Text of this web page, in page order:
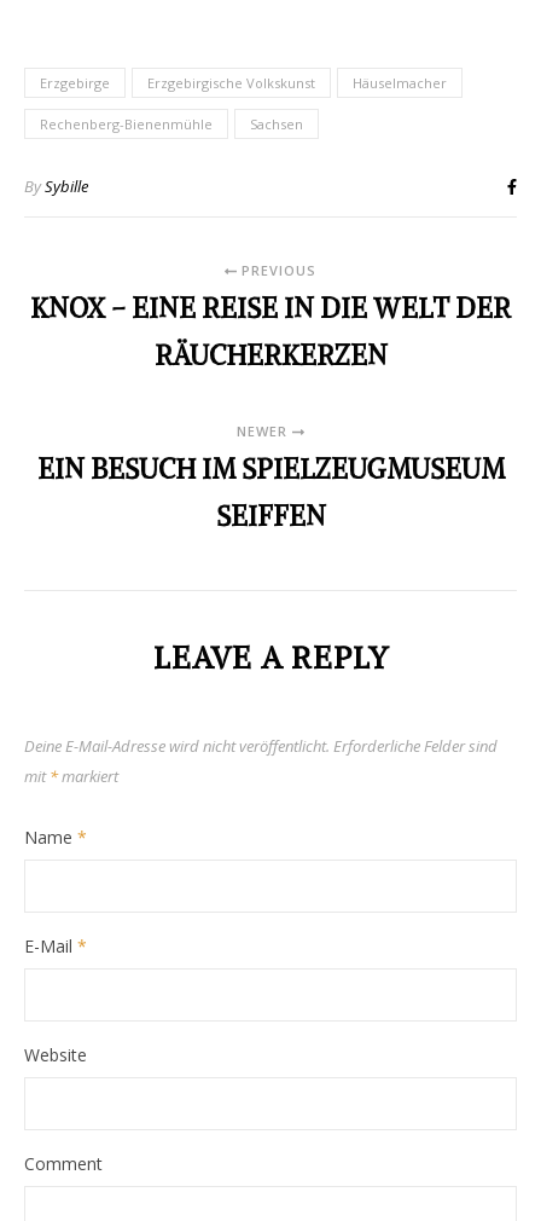
Erzgebirge Erzgebirgische Volkskunst Häuselmacher
Rechenberg-Bienenmühle Sachsen
BySybille
PREVIOUS
KNOX – EINE REISE IN DIE WELT DER
RÄUCHERKERZEN
NEWER
EIN BESUCH IM SPIELZEUGMUSEUM
SEIFFEN
LEAVE A REPLY
Deine E-Mail-Adresse wird nicht veröffentlicht. Erforderliche Felder sind
mit*markiert
Name *
E-Mail *
Website
Comment